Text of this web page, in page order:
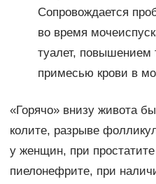
Сопровождается
во время
туалет, повышением
примесью крови в
«Горячо» внизу живота
колите, разрыве
у женщин, при
пиелонефрите, при